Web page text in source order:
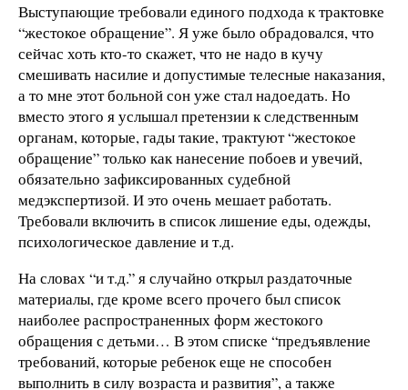
Выступающие требовали единого подхода к трактовке
“жестокое обращение”. Я уже было обрадовался, что
сейчас хоть кто-то скажет, что не надо в кучу
смешивать насилие и допустимые телесные наказания,
а то мне этот больной сон уже стал надоедать. Но
вместо этого я услышал претензии к следственным
органам, которые, гады такие, трактуют “жестокое
обращение” только как нанесение побоев и увечий,
обязательно зафиксированных судебной
медэкспертизой. И это очень мешает работать.
Требовали включить в список лишение еды, одежды,
психологическое давление и т.д.
На словах “и т.д.” я случайно открыл раздаточные
материалы, где кроме всего прочего был список
наиболее распространенных форм жестокого
обращения с детьми… В этом списке “предъявление
требований, которые ребенок еще не способен
выполнить в силу возраста и развития”, а также